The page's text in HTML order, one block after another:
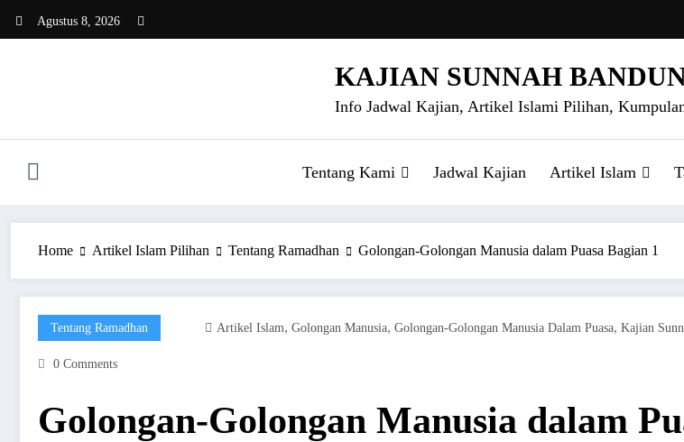
Agustus 8, 2026
KAJIAN SUNNAH
Info Jadwal Kajian, Artikel Islami Pilihan,
Tentang Kami Jadwal Kajian Artikel Islam
Home Artikel Islam Pilihan Tentang Ramadhan Golongan-Golongan Manusia dalam Puasa Bagian 1
Tentang Ramadhan Artikel Islam, Golongan Manusia, Golongan-Golongan Manusia Dalam Puasa, Kajian
0 Comments
Golongan-Golongan Manusia dalam